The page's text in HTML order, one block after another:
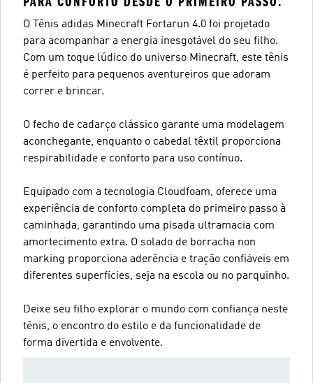
O Tênis adidas Minecraft Fortarun 4.0 foi projetado
para acompanhar a energia inesgotável do seu filho.
Com um toque lúdico do universo Minecraft, este tênis
é perfeito para pequenos aventureiros que adoram
correr e brincar.
O fecho de cadarço clássico garante uma modelagem
aconchegante, enquanto o cabedal têxtil proporciona
respirabilidade e conforto para uso contínuo.
Equipado com a tecnologia Cloudfoam, oferece uma
experiência de conforto completa do primeiro passo à
caminhada, garantindo uma pisada ultramacia com
amortecimento extra. O solado de borracha non
marking proporciona aderência e tração confiáveis em
diferentes superfícies, seja na escola ou no parquinho.
Deixe seu filho explorar o mundo com confiança neste
tênis, o encontro do estilo e da funcionalidade de
forma divertida e envolvente.